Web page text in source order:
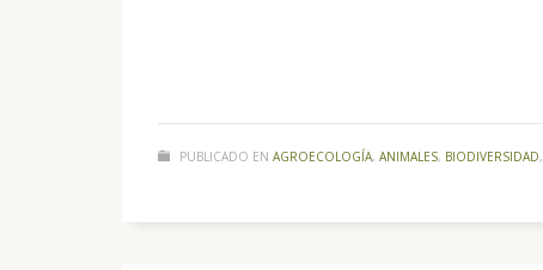
PUBLICADO EN AGROECOLOGÍA, ANIMALES, BIODIVERSIDAD,